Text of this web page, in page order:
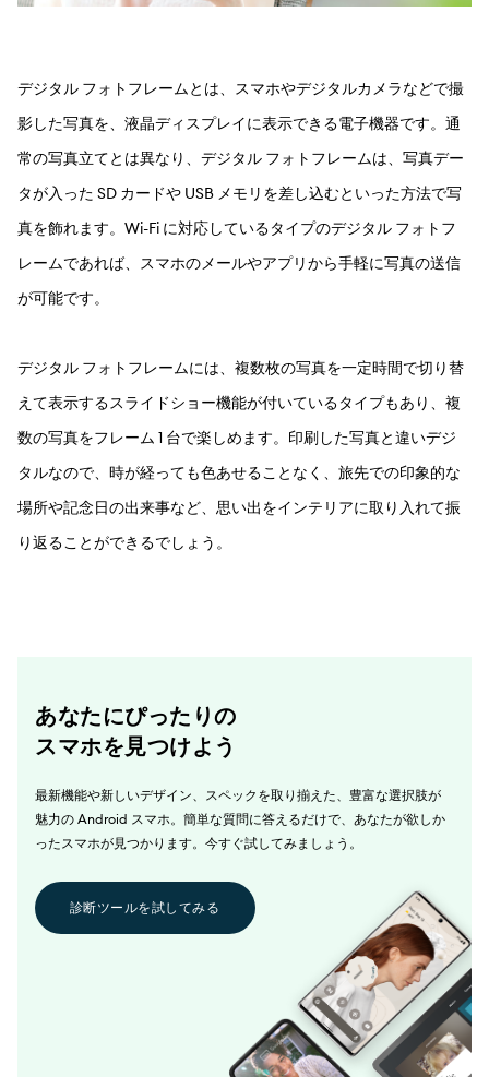
デジタル フォトフレームとは、スマホやデジタルカメラなどで撮
影した写真を、液晶ディスプレイに表示できる電子機器です。通
常の写真立てとは異なり、デジタル フォトフレームは、写真デー
タが入った SD カードや USB メモリを差し込むといった方法で写
真を飾れます。Wi-Fi に対応しているタイプのデジタル フォトフ
レームであれば、スマホのメールやアプリから手軽に写真の送信
が可能です。
デジタル フォトフレームには、複数枚の写真を一定時間で切り替
えて表示するスライドショー機能が付いているタイプもあり、複
数の写真をフレーム 1 台で楽しめます。印刷した写真と違いデジ
タルなので、時が経っても色あせることなく、旅先での印象的な
場所や記念日の出来事など、思い出をインテリアに取り入れて振
り返ることができるでしょう。
あなたにぴったりの
スマホを見つけよう
最新機能や新しいデザイン、スペックを取り揃えた、豊富な選択肢が
魅力の Android スマホ。簡単な質問に答えるだけで、あなたが欲しか
ったスマホが見つかります。今すぐ試してみましょう。
診断ツールを試してみる